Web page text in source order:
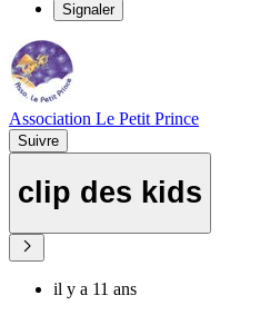
Signaler
Association Le Petit Prince
Suivre
clip des kids
il y a 11 ans